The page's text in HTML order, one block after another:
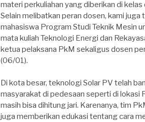
materi perkuliahan yang diberikan di
Selain melibatkan peran dosen, kami
mahasiswa Program Studi Teknik Mesin
mata kuliah Teknologi Energi dan
ketua pelaksana PkM sekaligus dosen
(06/01).
Di kota besar, teknologi Solar PV telah
masyarakat di pedesaan seperti di lokasi
masih bisa dihitung jari. Karenanya, tim
juga memberikan edukasi tentang cara